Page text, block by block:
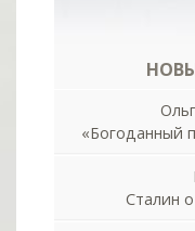
«Богоданный
Сталин